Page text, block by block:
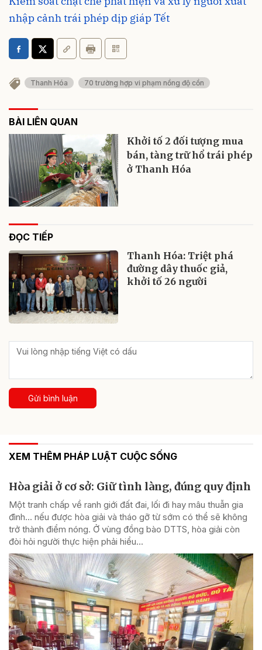
nhập cảnh trái phép dịp giáp Tết
Thanh Hóa 70 trường hợp vi phạm nồng độ cồn
BÀI LIÊN QUAN
Khởi tố 2 đối tượng mua
bán, tàng trữ hổ trái phép
ở Thanh Hóa
ĐỌC TIẾP
Thanh Hóa: Triệt phá
đường dây thuốc giả,
khởi tố 26 người
Gửi bình luận
XEM THÊM PHÁP LUẬT CUỘC SỐNG
Hòa giải ở cơ sở: Giữ tình làng, đúng quy định
Một tranh chấp về ranh giới đất đai, lối đi hay mâu thuẫn gia
đình... nếu được hòa giải và tháo gỡ từ sớm có thể sẽ không
trở thành điểm nóng. Ở vùng đồng bào DTTS, hòa giải còn
đòi hỏi người thực hiện phải hiểu...